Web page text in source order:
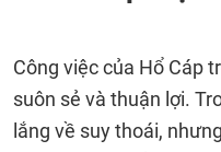
Công việc của Hổ Cáp
suôn sẻ và thuận lợi.
lắng về suy thoái,